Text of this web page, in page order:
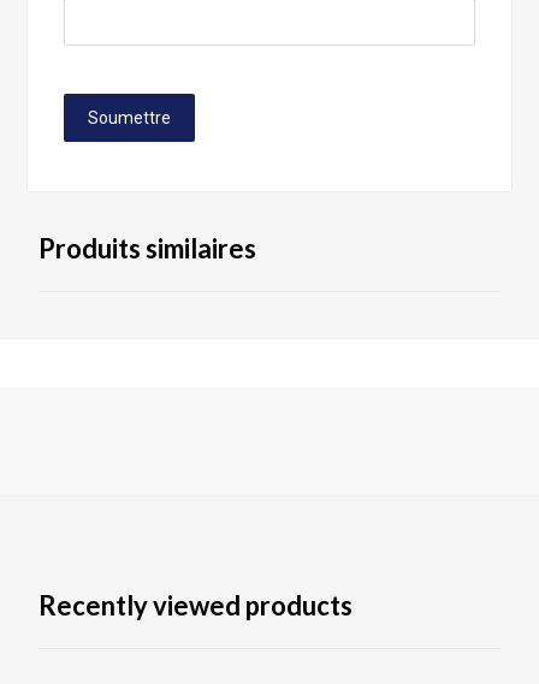
Produits similaires
Recently viewed products